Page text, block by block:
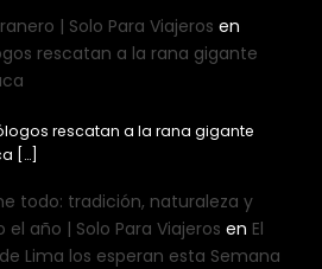
| Solo Para Viajeros en
rescatan a la rana gigante
rescatan a la rana gigante
[…]
todo: tradición, naturaleza y
año | Solo Para Viajeros en El
Lima los esperan esta Semana